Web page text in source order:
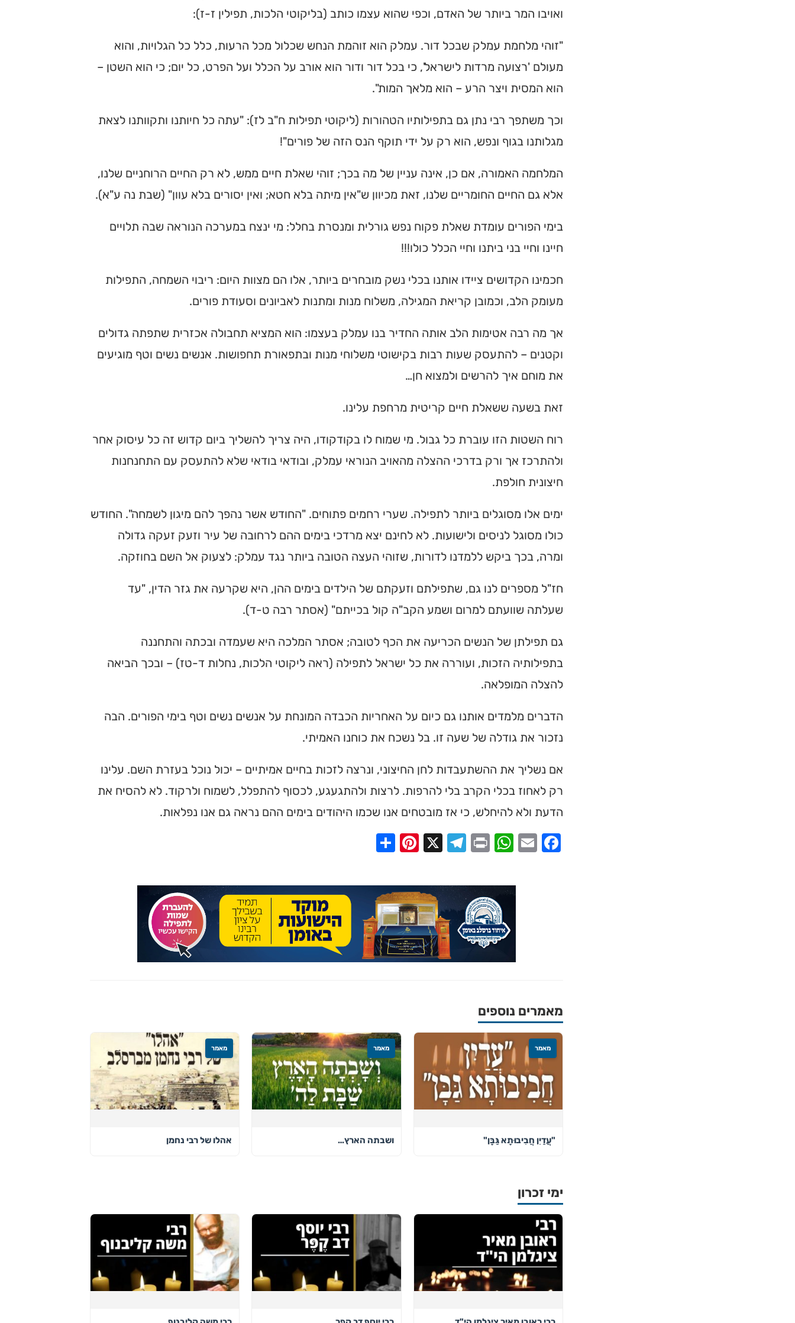
ואויבו המר ביותר של האדם, וכפי שהוא עצמו כותב (בליקוטי הלכות, תפילין ז-ז):
"זוהי מלחמת עמלק שבכל דור. עמלק הוא זוהמת הנחש שכלול מכל הרעות, כלל כל הגלויות, והוא
מעולם 'רצועה מרדות לישראל', כי בכל דור ודור הוא אורב על הכלל ועל הפרט, כל יום; כי הוא השטן –
הוא המסית ויצר הרע – הוא מלאך המות".
וכך משתפך רבי נתן גם בתפילותיו הטהורות (ליקוטי תפילות ח"ב לז): "עתה כל חיותנו ותקוותנו לצאת
מגלותנו בגוף ונפש, הוא רק על ידי תוקף הנס הזה של פורים"!
המלחמה האמורה, אם כן, אינה עניין של מה בכך; זוהי שאלת חיים ממש, לא רק החיים הרוחניים שלנו,
אלא גם החיים החומריים שלנו, זאת מכיוון ש"אין מיתה בלא חטא; ואין יסורים בלא עוון" (שבת נה ע"א).
בימי הפורים עומדת שאלת פקוח נפש גורלית ומנסרת בחלל: מי ינצח במערכה הנוראה שבה תלויים
חיינו וחיי בני ביתנו וחיי הכלל כולו!!!
חכמינו הקדושים ציידו אותנו בכלי נשק מובחרים ביותר, אלו הם מצוות היום: ריבוי השמחה, התפילות
מעומק הלב, וכמובן קריאת המגילה, משלוח מנות ומתנות לאביונים וסעודת פורים.
אך מה רבה אטימות הלב אותה החדיר בנו עמלק בעצמו: הוא המציא תחבולה אכזרית שתפתה גדולים
וקטנים – להתעסק שעות רבות בקישוטי משלוחי מנות ובתפאורת תחפושות. אנשים נשים וטף מוגיעים
את מוחם איך להרשים ולמצוא חן…
זאת בשעה ששאלת חיים קריטית מרחפת עלינו.
רוח השטות הזו עוברת כל גבול. מי שמוח לו בקודקודו, היה צריך להשליך ביום קדוש זה כל עיסוק אחר
ולהתרכז אך ורק בדרכי ההצלה מהאויב הנוראי עמלק, ובודאי בודאי שלא להתעסק עם התחנחנות
חיצונית חולפת.
ימים אלו מסוגלים ביותר לתפילה. שערי רחמים פתוחים. "החודש אשר נהפך להם מיגון לשמחה". החודש
כולו מסוגל לניסים ולישועות. לא לחינם יצא מרדכי בימים ההם לרחובה של עיר וזעק זעקה גדולה
ומרה, בכך ביקש ללמדנו לדורות, שזוהי העצה הטובה ביותר נגד עמלק: לצעוק אל השם בחוזקה.
חז"ל מספרים לנו גם, שתפילתם וזעקתם של הילדים בימים ההן, היא שקרעה את גזר הדין, "עד
שעלתה שוועתם למרום ושמע הקב"ה קול בכייתם" (אסתר רבה ט-ד).
גם תפילתן של הנשים הכריעה את הכף לטובה; אסתר המלכה היא שעמדה ובכתה והתחננה
בתפילותיה הזכות, ועוררה את כל ישראל לתפילה (ראה ליקוטי הלכות, נחלות ד-טז) – ובכך הביאה
להצלה המופלאה.
הדברים מלמדים אותנו גם כיום על האחריות הכבדה המונחת על אנשים נשים וטף בימי הפורים. הבה
נזכור את גודלה של שעה זו. בל נשכח את כוחנו האמיתי.
אם נשליך את ההשתעבדות לחן החיצוני, ונרצה לזכות בחיים אמיתיים – יכול נוכל בעזרת השם. עלינו
רק לאחוז בכלי הקרב בלי להרפות. לרצות ולהתגעגע, לכסוף להתפלל, לשמוח ולרקוד. לא להסיח את
הדעת ולא להיחלש, כי אז מובטחים אנו שכמו היהודים בימים ההם נראה גם אנו נפלאות.
Facebook
Email
WhatsApp
Print
Telegram
Pinterest
מאמרים נוספים
מאמר
"עֲדַיִן חֲבִיבוּתָא גַּבָּן"
מאמר
ושבתה הארץ…
מאמר
אהלו של רבי נחמן
ימי זכרון